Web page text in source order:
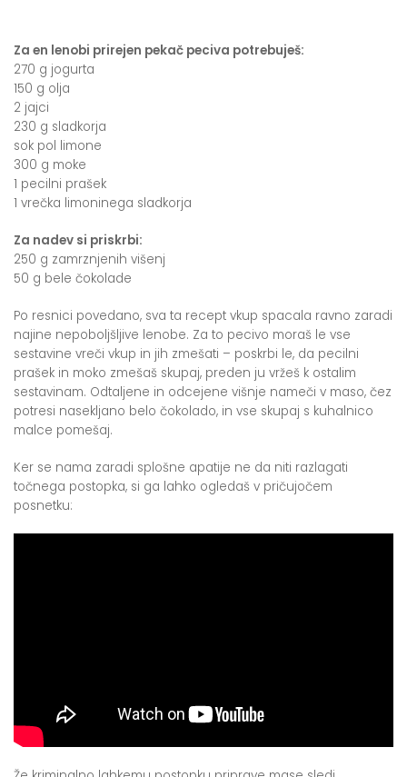
Za en lenobi prirejen pekač peciva potrebuješ:
270 g jogurta
150 g olja
2 jajci
230 g sladkorja
sok pol limone
300 g moke
1 pecilni prašek
1 vrečka limoninega sladkorja
Za nadev si priskrbi:
250 g zamrznjenih višenj
50 g bele čokolade
Po resnici povedano, sva ta recept vkup spacala ravno zaradi
najine nepoboljšljive lenobe. Za to pecivo moraš le vse
sestavine vreči vkup in jih zmešati – poskrbi le, da pecilni
prašek in moko zmešaš skupaj, preden ju vržeš k ostalim
sestavinam. Odtaljene in odcejene višnje nameči v maso, čez
potresi nasekljano belo čokolado, in vse skupaj s kuhalnico
malce pomešaj.
Ker se nama zaradi splošne apatije ne da niti razlagati
točnega postopka, si ga lahko ogledaš v pričujočem
posnetku: